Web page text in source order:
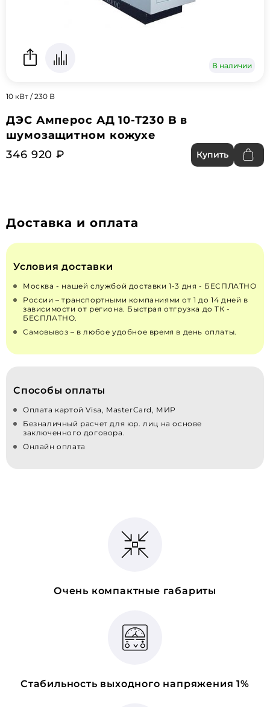
В наличии
10 кВт / 230 В
ДЭС Амперос АД 10-Т230 B в
шумозащитном кожухе
346 920 ₽
Купить
Доставка и оплата
Условия доставки
Москва - нашей службой доставки 1-3 дня - БЕСПЛАТНО
России – транспортными компаниями от 1 до 14 дней в
зависимости от региона. Быстрая отгрузка до ТК -
БЕСПЛАТНО.
Самовывоз – в любое удобное время в день оплаты.
Способы оплаты
Оплата картой Visa, MasterCard, МИР
Безналичный расчет для юр. лиц на основе
заключенного договора.
Онлайн оплата
Очень компактные габариты
Стабильность выходного напряжения 1%